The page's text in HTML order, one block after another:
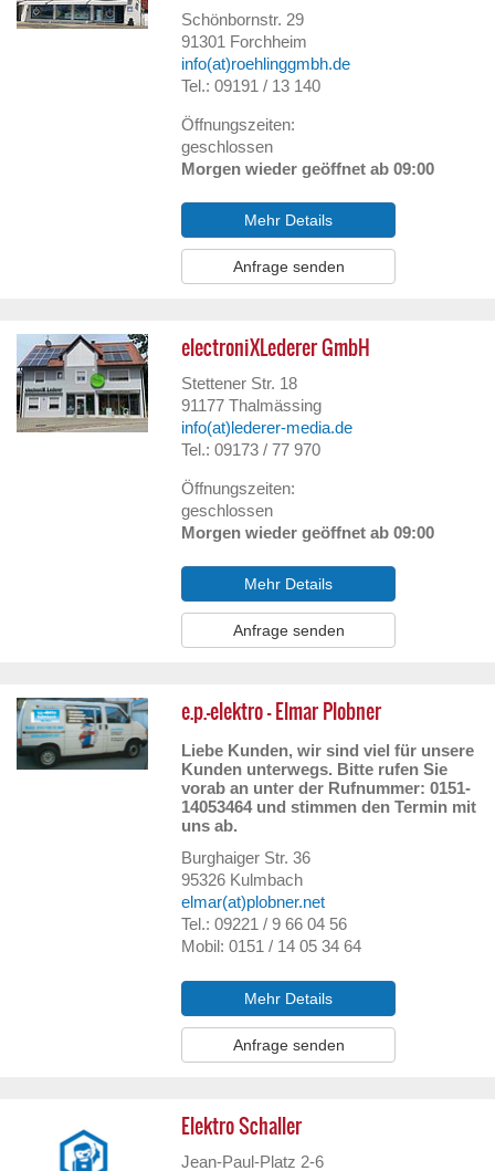
Schönbornstr. 29
91301 Forchheim
info(at)roehlinggmbh.de
Tel.: 09191 / 13 140
Öffnungszeiten:
geschlossen
Morgen wieder geöffnet ab 09:00
Mehr Details
Anfrage senden
electroniXLederer GmbH
Stettener Str. 18
91177 Thalmässing
info(at)lederer-media.de
Tel.: 09173 / 77 970
Öffnungszeiten:
geschlossen
Morgen wieder geöffnet ab 09:00
Mehr Details
Anfrage senden
e.p.-elektro – Elmar Plobner
Liebe Kunden, wir sind viel für unsere
Kunden unterwegs. Bitte rufen Sie
vorab an unter der Rufnummer: 0151-
14053464 und stimmen den Termin mit
uns ab.
Burghaiger Str. 36
95326 Kulmbach
elmar(at)plobner.net
Tel.: 09221 / 9 66 04 56
Mobil: 0151 / 14 05 34 64
Mehr Details
Anfrage senden
Elektro Schaller
Jean-Paul-Platz 2-6